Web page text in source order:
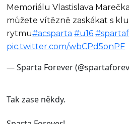
Memoriálu Vlastislava
můžete vítězně zaskákat s
rytmu#acsparta #u16
pic.twitter.com/wbCPd5onPF
— Sparta Forever
Tak zase někdy.